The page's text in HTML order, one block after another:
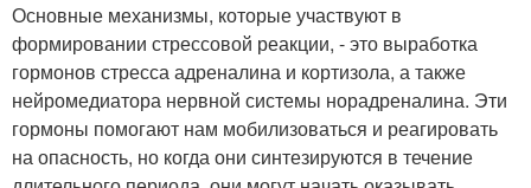
Основные механизмы, которые участвуют в
формировании стрессовой реакции, - это выработка
гормонов стресса адреналина и кортизола, а также
нейромедиатора нервной системы норадреналина. Эти
гормоны помогают нам мобилизоваться и реагировать
на опасность, но когда они синтезируются в течение